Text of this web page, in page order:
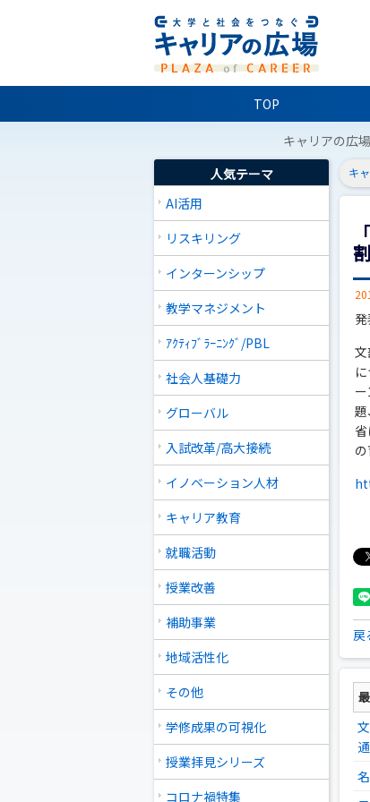
TOP
キャリアの広
人気テーマ
AI活用
リスキリング
インターンシップ
教学マネジメント
ｱｸﾃｨﾌﾞﾗｰﾆﾝｸﾞ/PBL
社会人基礎力
グローバル
入試改革/高大接続
イノベーション人材
キャリア教育
就職活動
授業改善
補助事業
地域活性化
その他
学修成果の可視化
授業拝見シリーズ
コロナ禍特集
キ
戻